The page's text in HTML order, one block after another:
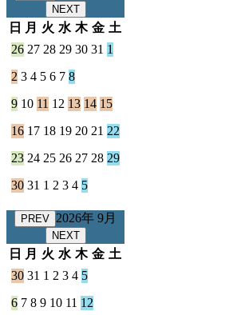
NEXT
日 月 火 水 木 金 土
26 27 28 29 30 31 1
2 3 4 5 6 7 8
9 10 11 12 13 14 15
16 17 18 19 20 21 22
23 24 25 26 27 28 29
30 31 1 2 3 4 5
PREV 2026年 9月
NEXT
日 月 火 水 木 金 土
30 31 1 2 3 4 5
6 7 8 9 10 11 12